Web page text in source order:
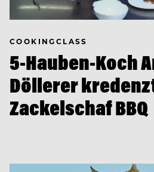
COOKINGCLASS
5-Hauben-Koch
Döllerer
Zackelschaf BBQ